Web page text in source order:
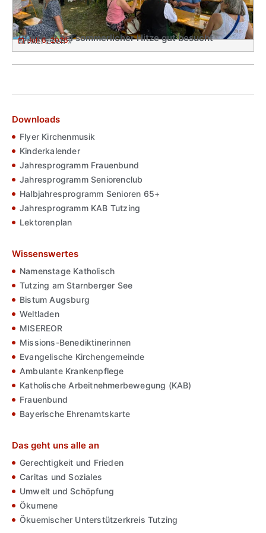
Pfarrfest bei sommerlicher Hitze gut besucht
Juli 6, 2026
Artikel lesen »
Downloads
Flyer Kirchenmusik
Kinderkalender
Jahresprogramm Frauenbund
Jahresprogramm Seniorenclub
Halbjahresprogramm Senioren 65+
Jahresprogramm KAB Tutzing
Lektorenplan
Wissenswertes
Namenstage Katholisch
Tutzing am Starnberger See
Bistum Augsburg
Weltladen
MISEREOR
Missions-Benediktinerinnen
Evangelische Kirchengemeinde
Ambulante Krankenpflege
Katholische Arbeitnehmerbewegung (KAB)
Frauenbund
Bayerische Ehrenamtskarte
Das geht uns alle an
Gerechtigkeit und Frieden
Caritas und Soziales
Umwelt und Schöpfung
Ökumene
Ökuemischer Unterstützerkreis Tutzing